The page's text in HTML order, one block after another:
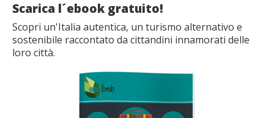
Scarica l´ebook gratuito!
Scopri un'Italia autentica, un turismo alternativo e
sostenibile raccontato da cittandini innamorati delle
loro città.